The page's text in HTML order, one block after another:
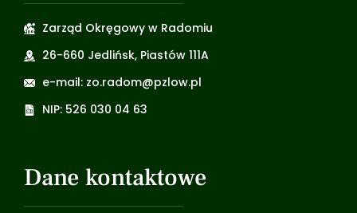
Zarząd Okręgowy w Radomiu
26-660 Jedlińsk, Piastów 111A
e-mail: zo.radom@pzlow.pl
NIP: 526 030 04 63
Dane kontaktowe